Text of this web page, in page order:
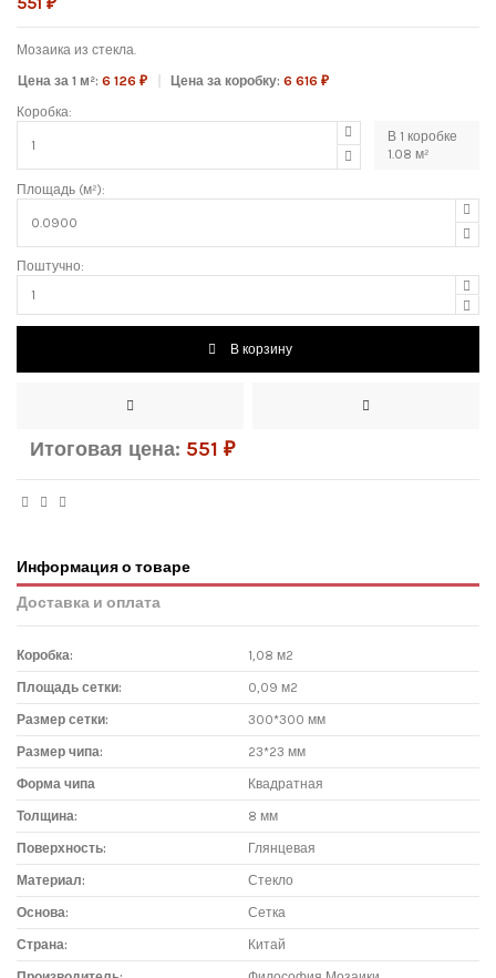
Мозаика из стекла.
Цена за 1 м²:6 126 ₽ Цена за коробку:6 616 ₽
Коробка:
В 1 коробке
1.08 м²
Площадь (м²):
Поштучно:
В корзину
Итоговая цена: 551 ₽
Информация о товаре
Доставка и оплата
Коробка: 1,08 м2
Площадь сетки: 0,09 м2
Размер сетки: 300*300 мм
Размер чипа: 23*23 мм
Форма чипа Квадратная
Толщина: 8 мм
Поверхность: Глянцевая
Материал: Стекло
Основа: Сетка
Страна: Китай